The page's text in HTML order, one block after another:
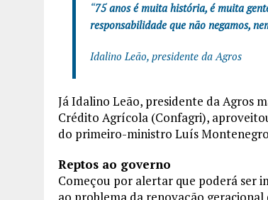
“75 anos é muita história, é muita
responsabilidade que não negamos,
Idalino Leão, presidente da Agros
Já Idalino Leão, presidente da Agros
Crédito Agrícola (Confagri),
do primeiro-ministro Luís
Reptos ao governo
Começou por alertar que poderá ser